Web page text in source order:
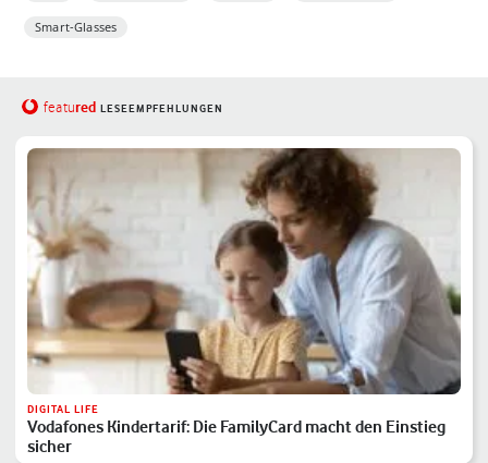
Smart-Glasses
featured LESEEMPFEHLUNGEN
DIGITAL LIFE
Vodafones Kindertarif: Die FamilyCard macht den Einstieg
sicher